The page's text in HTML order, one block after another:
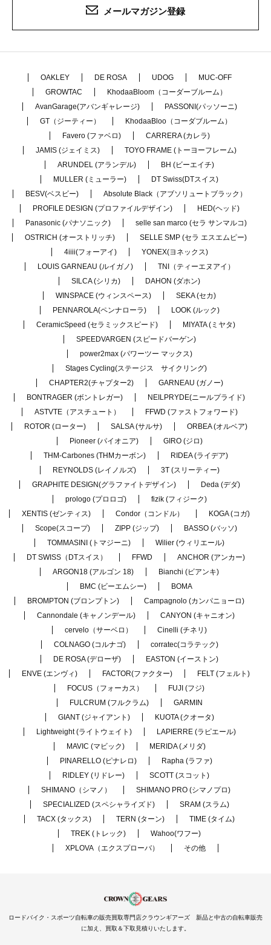
メールマガジン登録
OAKLEY DE ROSA UDOG
MUC-OFF
GROWTAC
KhodaaBloom（コーダーブルーム）
AvanGarage(アバンギャレージ)
PASSONI(パッソーニ)
GT（ジーティー）
KhodaaBloo（コーダブルーム）
Favero (ファベロ)
CARRERA (カレラ)
JAMIS (ジェイミス)
TOYO FRAME (トーヨーフレーム)
ARUNDEL (アランデル)
BH (ビーエイチ)
MULLER (ミューラー)
DT Swiss(DTスイス)
BESV(ベスビー)
Absolute Black（アブソリュートブラック）
PROFILE DESIGN (プロファイルデザイン)
HED(ヘッド)
Panasonic (パナソニック)
selle san marco (セラ サンマルコ)
OSTRICH (オーストリッチ)
SELLE SMP (セラ エスエムピー)
4iiii(フォーアイ)
YONEX(ヨネックス)
LOUIS GARNEAU (ルイガノ)
TNI（ティーエヌアイ）
SILCA (シリカ)
DAHON (ダホン)
WINSPACE (ウィンスペース)
SEKA (セカ)
PENNAROLA(ペンナローラ)
LOOK (ルック)
CeramicSpeed (セラミックスピード)
MIYATA (ミヤタ)
SPEEDVARGEN (スピードバーゲン)
power2max (パワーツー マックス)
Stages Cycling(ステージス サイクリング)
CHAPTER2(チャプター2)
GARNEAU (ガノー)
BONTRAGER (ボントレガー)
NEILPRYDE(ニールプライド)
ASTVTE（アスチュート）
FFWD (ファストフォワード)
ROTOR (ローター)
SALSA (サルサ)
ORBEA (オルベア)
Pioneer (パイオニア)
GIRO (ジロ)
THM-Carbones (THMカーボン)
RIDEA (ライデア)
REYNOLDS (レイノルズ)
3T (スリーティー)
GRAPHITE DESIGN(グラファイトデザイン)
Deda (デダ)
prologo (プロロゴ)
fizik (フィジーク)
XENTIS (ゼンティス)
Condor（コンドル）
KOGA (コガ)
Scope(スコープ)
ZIPP (ジップ)
BASSO (バッソ)
TOMMASINI (トマジーニ)
Wilier (ウィリエール)
DT SWISS（DTスイス）
FFWD
ANCHOR (アンカー)
ARGON18 (アルゴン 18)
Bianchi (ビアンキ)
BMC (ビーエムシー)
BOMA
BROMPTON (ブロンプトン)
Campagnolo (カンパニョーロ)
Cannondale (キャノンデール)
CANYON (キャニオン)
cervelo（サーベロ）
Cinelli (チネリ)
COLNAGO (コルナゴ)
corratec(コラテック)
DE ROSA (デローザ)
EASTON (イーストン)
ENVE (エンヴィ)
FACTOR(ファクター)
FELT (フェルト)
FOCUS（フォーカス）
FUJI (フジ)
FULCRUM (フルクラム)
GARMIN
GIANT (ジャイアント)
KUOTA (クオータ)
Lightweight (ライトウェイト)
LAPIERRE (ラピエール)
MAVIC (マビック)
MERIDA (メリダ)
PINARELLO (ピナレロ)
Rapha (ラファ)
RIDLEY (リドレー)
SCOTT (スコット)
SHIMANO（シマノ）
SHIMANO PRO (シマノプロ)
SPECIALIZED (スペシャライズド)
SRAM (スラム)
TACX (タックス)
TERN (ターン)
TIME (タイム)
TREK (トレック)
Wahoo(ワフー)
XPLOVA（エクスプローバ）
その他
ロードバイク・スポーツ自転車の販売買取専門店クラウンギアーズ 新品と中古の自転車販売
に加え、買取＆下取見積りいたします。